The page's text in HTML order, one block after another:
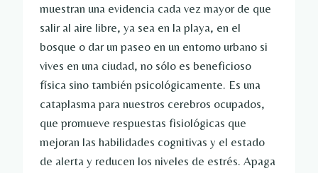
muestran una evidencia cada vez mayor de que
salir al aire libre, ya sea en la playa, en el
bosque o dar un paseo en un entorno urbano si
vives en una ciudad, no sólo es beneficioso
física sino también psicológicamente. Es una
cataplasma para nuestros cerebros ocupados,
que promueve respuestas fisiológicas que
mejoran las habilidades cognitivas y el estado
de alerta y reducen los niveles de estrés. Apaga